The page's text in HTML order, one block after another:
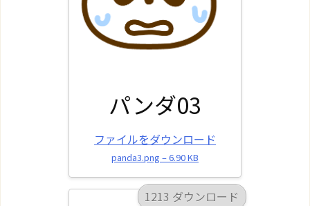
パンダ03
ファイルをダウンロード
panda3.png – 6.90 KB
1213 ダウンロード